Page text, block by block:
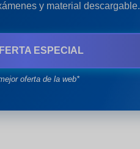
y material descargable.
ESPECIAL
oferta de la web*